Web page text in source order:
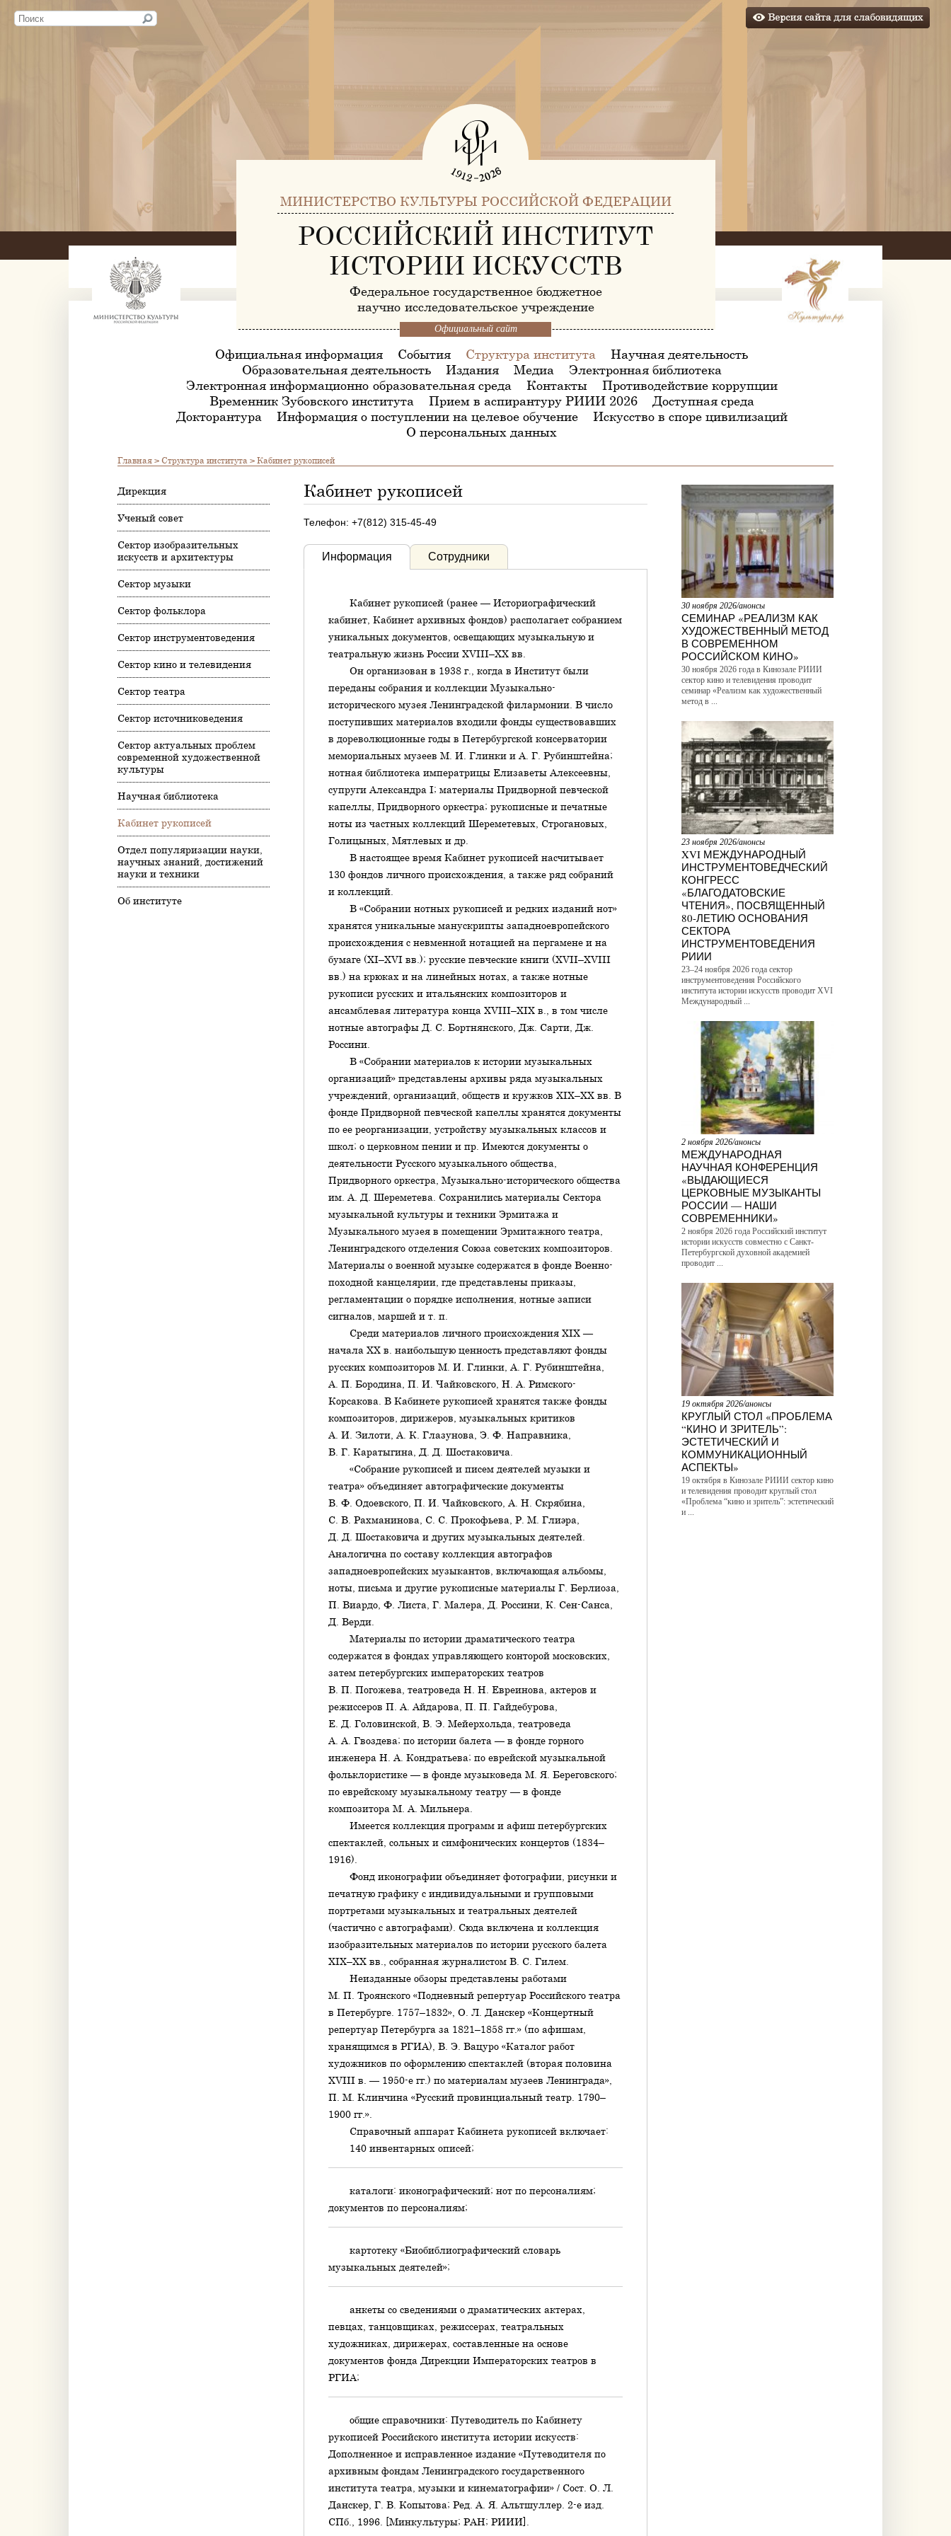
МИНИСТЕРСТВО КУЛЬТУРЫ РОССИЙСКОЙ ФЕДЕРАЦИИ
РОССИЙСКИЙ ИНСТИТУТ
ИСТОРИИ ИСКУССТВ
Федеральное государственное бюджетное
научно-исследовательское учреждение
Официальный сайт
Официальная информация События Структура института
Научная деятельность
Образовательная деятельность
Издания Медиа
Электронная библиотека
Электронная информационно-образовательная среда
Контакты
Противодействие коррупции
Временник Зубовского института
Прием в аспирантуру РИИИ 2026
Доступная среда
Докторантура
Информация о поступлении на целевое обучение
Искусство в споре цивилизаций
О персональных данных
Главная>Структура института >Кабинет рукописей
Дирекция
Ученый совет
Сектор изобразительных
искусств и архитектуры
Сектор музыки
Сектор фольклора
Сектор инструментоведения
Сектор кино и телевидения
Сектор театра
Сектор источниковедения
Сектор актуальных проблем
современной художественной
культуры
Научная библиотека
Кабинет рукописей
Отдел популяризации науки,
научных знаний, достижений
науки и техники
Об институте
30 ноября 2026/анонсы
СЕМИНАР «РЕАЛИЗМ КАК
ХУДОЖЕСТВЕННЫЙ МЕТОД
В СОВРЕМЕННОМ
РОССИЙСКОМ КИНО»
30 ноября 2026 года в Кинозале РИИИ
сектор кино и телевидения проводит
семинар «Реализм как художественный
метод в ...
23 ноября 2026/анонсы
XVI МЕЖДУНАРОДНЫЙ
ИНСТРУМЕНТОВЕДЧЕСКИЙ
КОНГРЕСС
«БЛАГОДАТОВСКИЕ
ЧТЕНИЯ», ПОСВЯЩЕННЫЙ
80-ЛЕТИЮ ОСНОВАНИЯ
СЕКТОРА
ИНСТРУМЕНТОВЕДЕНИЯ
РИИИ
23–24 ноября 2026 года сектор
инструментоведения Российского
института истории искусств проводит XVI
Международный ...
2 ноября 2026/анонсы
МЕЖДУНАРОДНАЯ
НАУЧНАЯ КОНФЕРЕНЦИЯ
«ВЫДАЮЩИЕСЯ
ЦЕРКОВНЫЕ МУЗЫКАНТЫ
РОССИИ — НАШИ
СОВРЕМЕННИКИ»
2 ноября 2026 года Российский институт
истории искусств совместно с Санкт-
Петербургской духовной академией
проводит ...
19 октября 2026/анонсы
КРУГЛЫЙ СТОЛ «ПРОБЛЕМА
“КИНО И ЗРИТЕЛЬ”:
ЭСТЕТИЧЕСКИЙ И
КОММУНИКАЦИОННЫЙ
АСПЕКТЫ»
19 октября в Кинозале РИИИ сектор кино
и телевидения проводит круглый стол
«Проблема “кино и зритель”: эстетический
и ...
Кабинет рукописей
Телефон: +7(812) 315-45-49
Информация Сотрудники
Кабинет рукописей (ранее — Историографический
кабинет, Кабинет архивных фондов) располагает собранием
уникальных документов, освещающих музыкальную и
театральную жизнь России XVIII–XX вв.
Он организован в 1938 г., когда в Институт были
переданы собрания и коллекции Музыкально-
исторического музея Ленинградской филармонии. В число
поступивших материалов входили фонды существовавших
в дореволюционные годы в Петербургской консерватории
мемориальных музеев М. И. Глинки и А. Г. Рубинштейна;
нотная библиотека императрицы Елизаветы Алексеевны,
супруги Александра I; материалы Придворной певческой
капеллы, Придворного оркестра; рукописные и печатные
ноты из частных коллекций Шереметевых, Строгановых,
Голицыных, Мятлевых и др.
В настоящее время Кабинет рукописей насчитывает
130 фондов личного происхождения, а также ряд собраний
и коллекций.
В «Собрании нотных рукописей и редких изданий нот»
хранятся уникальные манускрипты западноевропейского
происхождения с невменной нотацией на пергамене и на
бумаге (XI–XVI вв.); русские певческие книги (XVII–XVIII
вв.) на крюках и на линейных нотах, а также нотные
рукописи русских и итальянских композиторов и
ансамблевая литература конца XVIII–XIX в., в том числе
нотные автографы Д. С. Бортнянского, Дж. Сарти, Дж.
Россини.
В «Собрании материалов к истории музыкальных
организаций» представлены архивы ряда музыкальных
учреждений, организаций, обществ и кружков XIX–XX вв. В
фонде Придворной певческой капеллы хранятся документы
по ее реорганизации, устройству музыкальных классов и
школ; о церковном пении и пр. Имеются документы о
деятельности Русского музыкального общества,
Придворного оркестра, Музыкально-исторического общества
им. А. Д. Шереметева. Сохранились материалы Сектора
музыкальной культуры и техники Эрмитажа и
Музыкального музея в помещении Эрмитажного театра,
Ленинградского отделения Союза советских композиторов.
Материалы о военной музыке содержатся в фонде Военно-
походной канцелярии, где представлены приказы,
регламентации о порядке исполнения, нотные записи
сигналов, маршей и т. п.
Среди материалов личного происхождения XIX —
начала XX в. наибольшую ценность представляют фонды
русских композиторов М. И. Глинки, А. Г. Рубинштейна,
А. П. Бородина, П. И. Чайковского, Н. А. Римского-
Корсакова. В Кабинете рукописей хранятся также фонды
композиторов, дирижеров, музыкальных критиков
А. И. Зилоти, А. К. Глазунова, Э. Ф. Направника,
В. Г. Каратыгина, Д. Д. Шостаковича.
«Собрание рукописей и писем деятелей музыки и
театра» объединяет автографические документы
В. Ф. Одоевского, П. И. Чайковского, А. Н. Скрябина,
С. В. Рахманинова, С. С. Прокофьева, Р. М. Глиэра,
Д. Д. Шостаковича и других музыкальных деятелей.
Аналогична по составу коллекция автографов
западноевропейских музыкантов, включающая альбомы,
ноты, письма и другие рукописные материалы Г. Берлиоза,
П. Виардо, Ф. Листа, Г. Малера, Д. Россини, К. Сен-Санса,
Д. Верди.
Материалы по истории драматического театра
содержатся в фондах управляющего конторой московских,
затем петербургских императорских театров
В. П. Погожева, театроведа Н. Н. Евреинова, актеров и
режиссеров П. А. Айдарова, П. П. Гайдебурова,
Е. Д. Головинской, В. Э. Мейерхольда, театроведа
А. А. Гвоздева; по истории балета — в фонде горного
инженера Н. А. Кондратьева; по еврейской музыкальной
фольклористике — в фонде музыковеда М. Я. Береговского;
по еврейскому музыкальному театру — в фонде
композитора М. А. Мильнера.
Имеется коллекция программ и афиш петербургских
спектаклей, сольных и симфонических концертов (1834–
1916).
Фонд иконографии объединяет фотографии, рисунки и
печатную графику с индивидуальными и групповыми
портретами музыкальных и театральных деятелей
(частично с автографами). Сюда включена и коллекция
изобразительных материалов по истории русского балета
XIX–XX вв., собранная журналистом В. С. Гилем.
Неизданные обзоры представлены работами
М. П. Троянского «Подневный репертуар Российского театра
в Петербурге. 1757–1832», О. Л. Данскер «Концертный
репертуар Петербурга за 1821–1858 гг.» (по афишам,
хранящимся в РГИА), В. Э. Вацуро «Каталог работ
художников по оформлению спектаклей (вторая половина
XVIII в. — 1950-е гг.) по материалам музеев Ленинграда»,
П. М. Клинчина «Русский провинциальный театр. 1790–
1900 гг.».
Справочный аппарат Кабинета рукописей включает:
140 инвентарных описей;
каталоги: иконографический; нот по персоналиям;
документов по персоналиям;
картотеку «Биобиблиографический словарь
музыкальных деятелей»;
анкеты со сведениями о драматических актерах,
певцах, танцовщиках, режиссерах, театральных
художниках, дирижерах, составленные на основе
документов фонда Дирекции Императорских театров в
РГИА;
общие справочники: Путеводитель по Кабинету
рукописей Российского института истории искусств:
Дополненное и исправленное издание «Путеводителя по
архивным фондам Ленинградского государственного
института театра, музыки и кинематографии» / Сост. О. Л.
Данскер, Г. В. Копытова; Ред. А. Я. Альтшуллер. 2-е изд.
СПб., 1996. [Минкультуры; РАН; РИИИ].